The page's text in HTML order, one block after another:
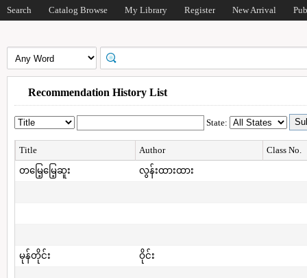
Search Catalog Browse My Library Register New Arrival
Recommendation History List
State:
Title Author
Class No.
တမြေ့မြေ့ဆူး
လွန်းထားထား
မုန်တိုင်း ဝိုင်း